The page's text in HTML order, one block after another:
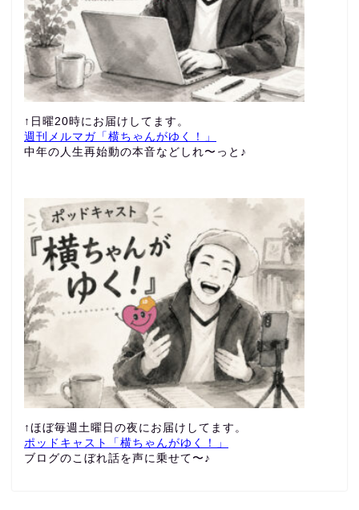
↑日曜20時にお届けしてます。
週刊メルマガ「横ちゃんがゆく！」
中年の人生再始動の本音などしれ〜っと♪
↑ほぼ毎週土曜日の夜にお届けしてます。
ポッドキャスト「横ちゃんがゆく！」
ブログのこぼれ話を声に乗せて〜♪